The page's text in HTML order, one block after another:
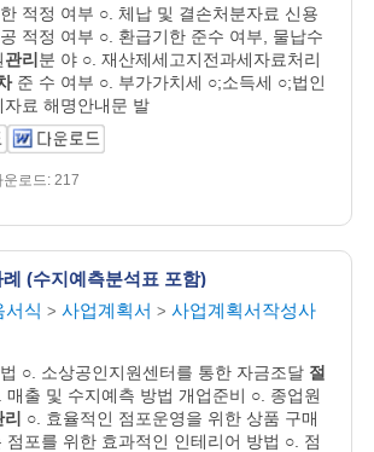
적정 여부 ○. 체납 및 결손처분자료 신용
적정 여부 ○. 환급기한 준수 여부, 물납수
관리분 야 ○. 재산제세고지전과세자료처리
준 수 여부 ○. 부가가치세 ○;소득세 ○;법인
료 해명안내문 발
운로드: 217
례 (수지예측분석표 포함)
서식 > 사업계획서 > 사업계획서작성사
○. 소상공인지원센터를 통한 자금조달 절
매출 및 수지예측 방법 개업준비 ○. 종업원
리 ○. 효율적인 점포운영을 위한 상품 구매
점포를 위한 효과적인 인테리어 방법 ○. 점